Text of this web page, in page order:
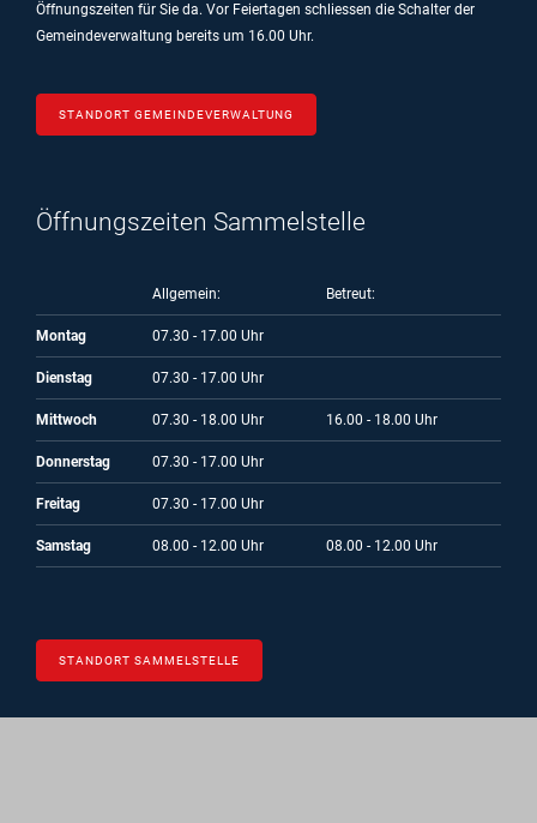
Öffnungszeiten für Sie da. Vor Feiertagen schliessen die Schalter der
Gemeindeverwaltung bereits um 16.00 Uhr.
STANDORT GEMEINDEVERWALTUNG
Öffnungszeiten Sammelstelle
Allgemein: Betreut:
Montag 07.30 - 17.00 Uhr
Dienstag 07.30 - 17.00 Uhr
Mittwoch 07.30 - 18.00 Uhr 16.00 - 18.00 Uhr
Donnerstag 07.30 - 17.00 Uhr
Freitag 07.30 - 17.00 Uhr
Samstag 08.00 - 12.00 Uhr 08.00 - 12.00 Uhr
STANDORT SAMMELSTELLE